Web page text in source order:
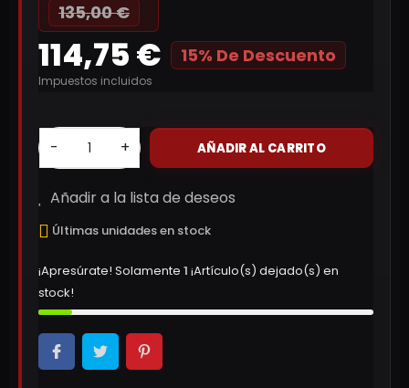
135,00 €
114,75 € 15% De Descuento
Impuestos incluidos
- + AÑADIR AL CARRITO
Añadir a la lista de deseos
Últimas unidades en stock
¡Apresúrate! Solamente 1 ¡Artículo(s) dejado(s) en
stock!